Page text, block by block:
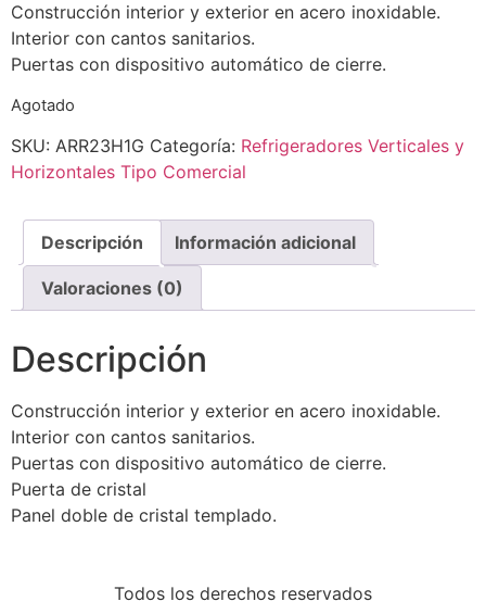
Construcción interior y exterior en acero inoxidable.
Interior con cantos sanitarios.
Puertas con dispositivo automático de cierre.
Agotado
SKU: ARR23H1G Categoría: Refrigeradores Verticales y
Horizontales Tipo Comercial
Descripción Información adicional
Valoraciones (0)
Descripción
Construcción interior y exterior en acero inoxidable.
Interior con cantos sanitarios.
Puertas con dispositivo automático de cierre.
Puerta de cristal
Panel doble de cristal templado.
Todos los derechos reservados